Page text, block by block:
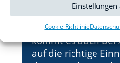
Einstellungen
Cookie-Richtlinie
Wie bei jeder
kommt es auch bei
auf die richtige